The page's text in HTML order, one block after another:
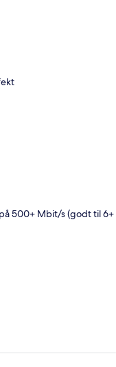
500+ Mbit/s (godt til 6+